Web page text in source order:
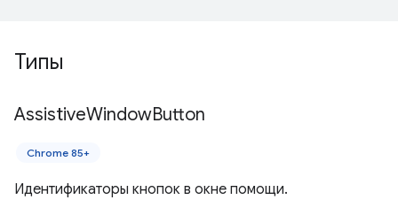
Типы
AssistiveWindowButton
Chrome 85+
Идентификаторы кнопок в окне помощи.